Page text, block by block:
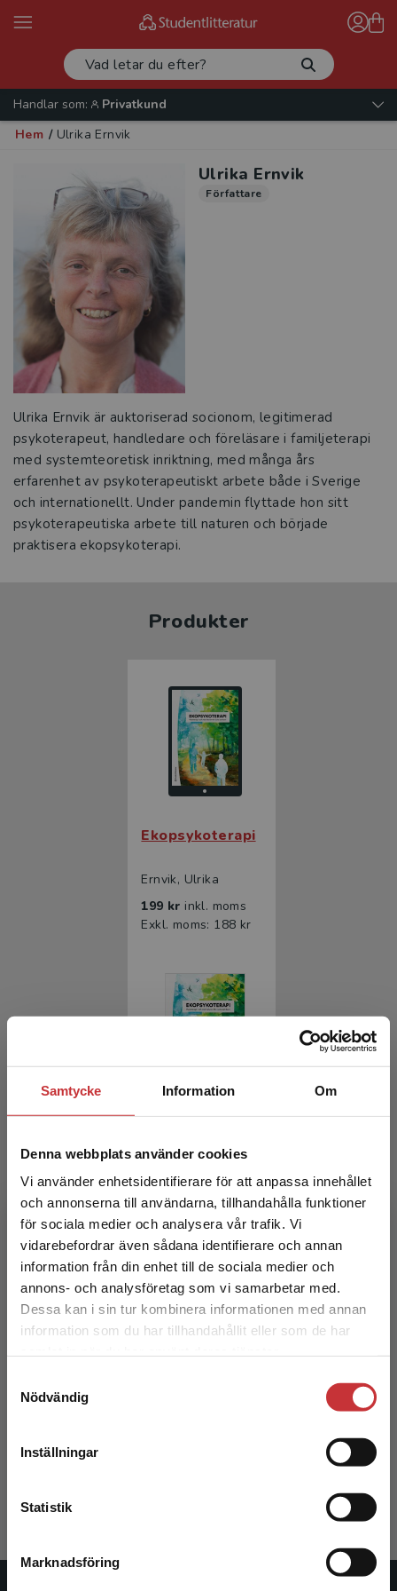
Samtycke Information Om
Denna webbplats använder cookies
Vi använder enhetsidentifierare för att anpassa innehållet
och annonserna till användarna, tillhandahålla funktioner
för sociala medier och analysera vår trafik. Vi
vidarebefordrar även sådana identifierare och annan
information från din enhet till de sociala medier och
annons- och analysföretag som vi samarbetar med.
Dessa kan i sin tur kombinera informationen med annan
information som du har tillhandahållit eller som de har
Nödvändig
Inställningar
Statistik
Marknadsföring
Begränsad fraktregion
Det verkar som att du besöker
studentlitteratur.se via en enhet utanför Sverige.
Vi erbjuder inte leveranser utanför Sverige. För
att kunna slutföra ett köp måste
Handlar som:
Privatkund
Hem / Ulrika Ernvik
Ulrika Ernvik
Författare
Ulrika Ernvik är auktoriserad socionom, legitimerad
psykoterapeut, handledare och föreläsare i familjeterapi
med systemteoretisk inriktning, med många års
erfarenhet av psykoterapeutiskt arbete både i Sverige
och internationellt. Under pandemin flyttade hon sitt
psykoterapeutiska arbete till naturen och började
praktisera ekopsykoterapi.
Produkter
Ekopsykoterapi
Ernvik, Ulrika
199 kr inkl. moms
Exkl. moms: 188 kr
Ekopsykoterapi
Exkl. moms: 316 kr